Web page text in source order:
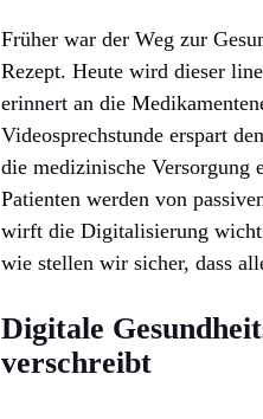
Früher war der Weg zur
Rezept. Heute wird dieser
erinnert an die
Videosprechstunde erspart
die medizinische Versorgung
Patienten werden von
wirft die Digitalisierung
wie stellen wir sicher, dass
Digitale
verschreibt